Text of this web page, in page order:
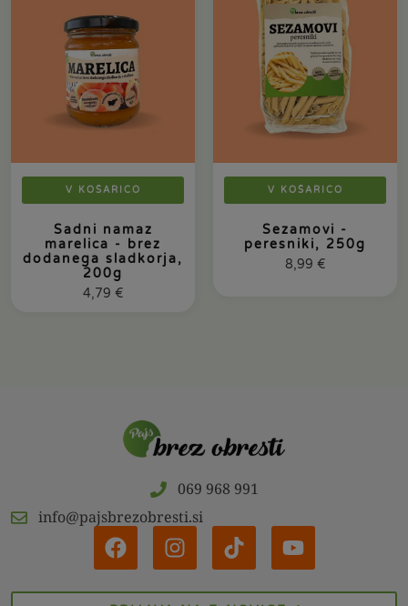
V KOŠARICO
Sadni namaz
marelica - brez
dodanega sladkorja,
200g
4,79 €
V KOŠARICO
Sezamovi -
peresniki, 250g
8,99 €
069 968 991
info@pajsbrezobresti.si